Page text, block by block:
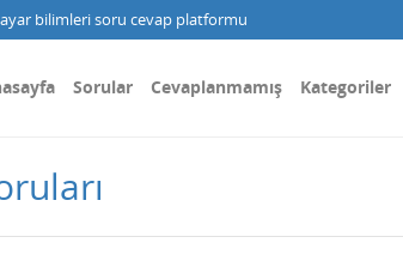
bilimleri soru cevap platformu
Sorular Cevaplanmamış Kategoriler